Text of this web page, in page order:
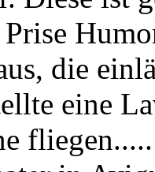
die
eine